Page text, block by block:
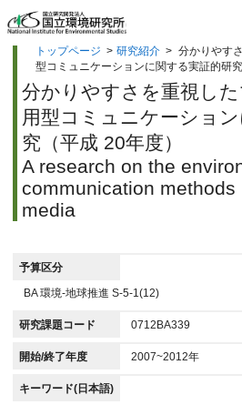
トップページ > 研究紹介 > 分かりやす
型コミュニケーションに関する実証的研究
分かりやすさを重視し
用型コミュニケーショ
究（平成 20年度）
A research on the
communication methods
media
予算区分
BA 環境-地球推進 S-5-1(12)
研究課題コード 0712BA339
開始/終了年度 2007~2012年
キーワード(日本語)